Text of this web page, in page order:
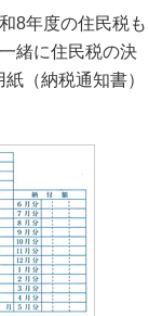
8年度の住民税も
緒に住民税の決
（納税通知書）